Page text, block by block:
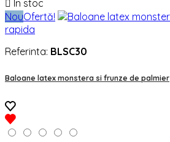
 In stoc
NouOfertă!
rapida
Referinta: BLSC30
Baloane latex monstera si frunze de palmier